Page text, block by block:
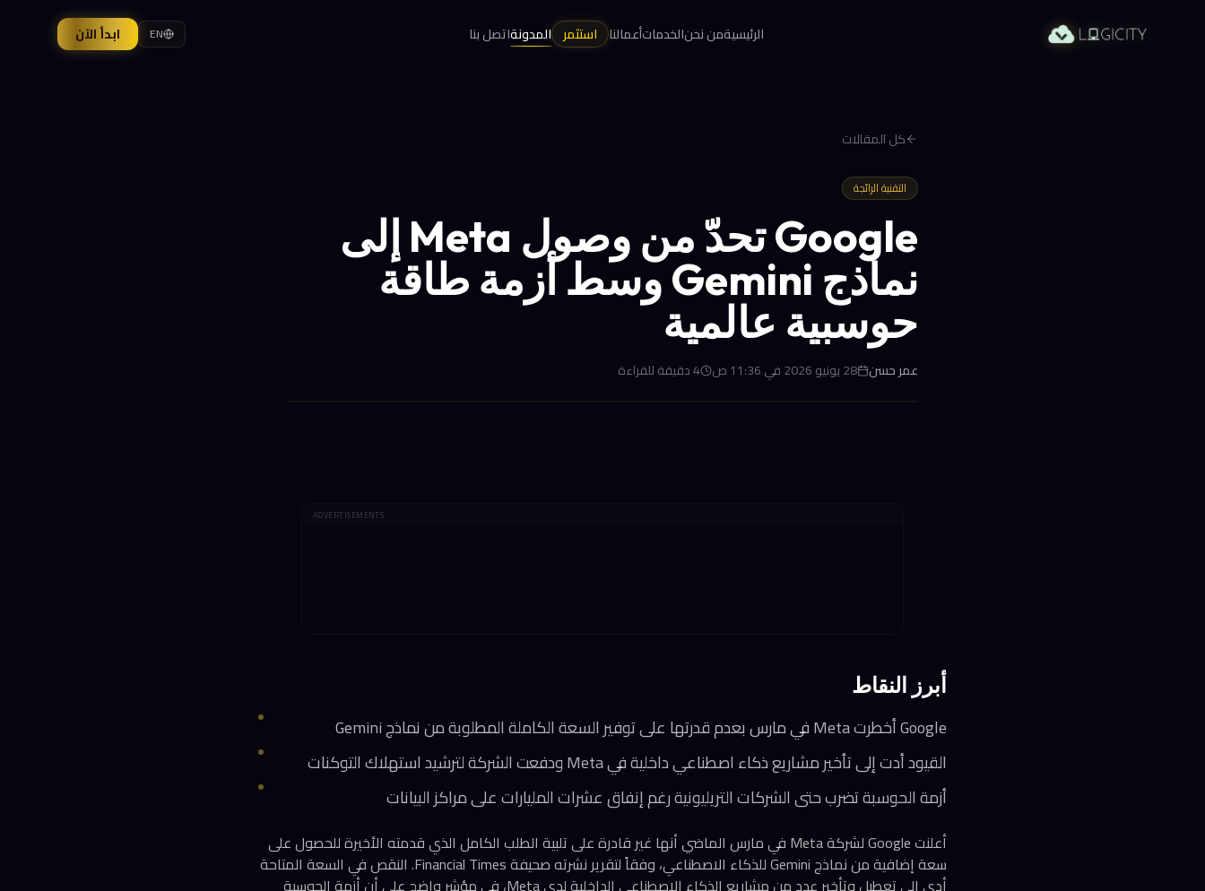
الرئيسيةمن نحنالخدماتأعمالنا استثمر المدونةاتصل بنا EN ابدأ الآن
كل المقالات
التقنية الرائجة
Google تحدّ من وصول Meta إلى
نماذج Gemini وسط أزمة طاقة
حوسبية عالمية
عمر حسن 28 يونيو 2026 في 11:36 ص 4دقيقة للقراءة
ADVERTISEMENTS
أبرز النقاط
Google أخطرت Meta في مارس بعدم قدرتها على توفير السعة الكاملة المطلوبة من نماذج Gemini
القيود أدت إلى تأخير مشاريع ذكاء اصطناعي داخلية في Meta ودفعت الشركة لترشيد استهلاك التوكنات
أزمة الحوسبة تضرب حتى الشركات التريليونية رغم إنفاق عشرات المليارات على مراكز البيانات
أعلنت Google لشركة Meta في مارس الماضي أنها غير قادرة على تلبية الطلب الكامل الذي قدمته الأخيرة للحصول على
سعة إضافية من نماذج Gemini للذكاء الاصطناعي، وفقاً لتقرير نشرته صحيفة Financial Times. النقص في السعة المتاحة
أدى إلى تعطيل وتأخير عدد من مشاريع الذكاء الاصطناعي الداخلية لدى Meta، في مؤشر واضح على أن أزمة الحوسبة